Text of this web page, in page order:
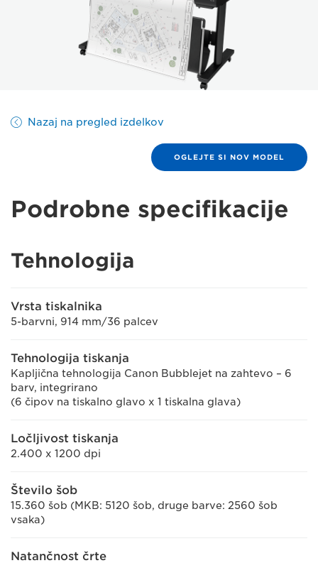
Nazaj na pregled izdelkov
OGLEJTE SI NOV MODEL
Podrobne specifikacije
Tehnologija
Vrsta tiskalnika
5-barvni, 914 mm/36 palcev
Tehnologija tiskanja
Kapljična tehnologija Canon Bubblejet na zahtevo – 6
barv, integrirano
(6 čipov na tiskalno glavo x 1 tiskalna glava)
Ločljivost tiskanja
2.400 x 1200 dpi
Število šob
15.360 šob (MKB: 5120 šob, druge barve: 2560 šob
vsaka)
Natančnost črte